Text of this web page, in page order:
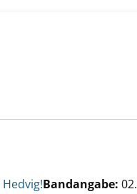
Hedvig!Bandangabe: 02.